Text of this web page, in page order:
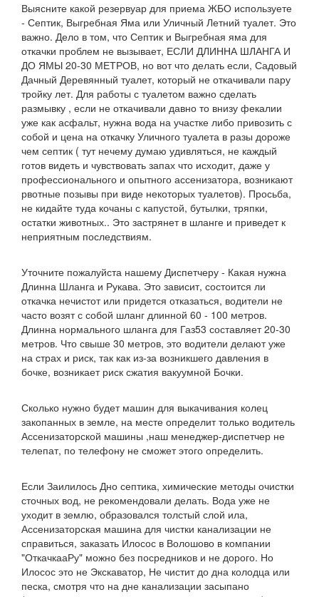
Выясните какой резервуар для приема ЖБО используете
- Септик, Выгребная Яма или Уличный Летний туалет. Это
важно. Дело в том, что Септик и Выгребная яма для
откачки проблем не вызывает, ЕСЛИ ДЛИННА ШЛАНГА И
ДО ЯМЫ 20-30 МЕТРОВ, но вот что делать если, Садовый
Дачный Деревянный туалет, который не откачивали пару
тройку лет. Для работы с туалетом важно сделать
размывку , если не откачивали давно то внизу фекалии
уже как асфальт, нужна вода на участке либо привозить с
собой и цена на откачку Уличного туалета в разы дороже
чем септик ( тут нечему думаю удивляться, не каждый
готов видеть и чувствовать запах что исходит, даже у
профессионального и опытного ассенизатора, возникают
рвотные позывы при виде некоторых туалетов). Просьба,
не кидайте туда кочаны с капустой, бутылки, тряпки,
остатки животных.. Это застрянет в шланге и приведет к
неприятным последствиям.
Уточните пожалуйста нашему Диспетчеру - Какая нужна
Длинна Шланга и Рукава. Это зависит, состоится ли
откачка нечистот или придется отказаться, водители не
часто возят с собой шланг длинной 60 - 100 метров.
Длинна нормального шланга для Газ53 составляет 20-30
метров. Что свыше 30 метров, это водители делают уже
на страх и риск, так как из-за возникшего давления в
бочке, возникает риск сжатия вакуумной Бочки.
Сколько нужно будет машин для выкачивания колец
закопанных в земле, на месте определит только водитель
Ассенизаторской машины ,наш менеджер-диспетчер не
телепат, по телефону не сможет этого определить.
Если Заилилось Дно септика, химические методы очистки
сточных вод, не рекомендовали делать. Вода уже не
уходит в землю, образовался толстый слой ила,
Ассенизаторская машина для чистки канализации не
справиться, заказать Илосос в Волошово в компании
"ОткачкааРу" можно без посредников и не дорого. Но
Илосос это не Экскаватор, Не чистит до дна колодца или
песка, смотря что на дне канализации засыпано